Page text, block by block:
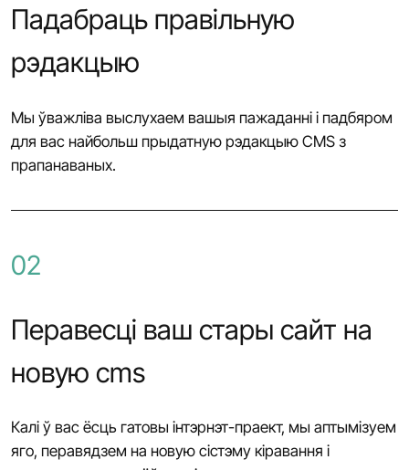
Падабраць правільную
рэдакцыю
Мы ўважліва выслухаем вашыя пажаданні і падбяром
для вас найбольш прыдатную рэдакцыю CMS з
прапанаваных.
02
Перавесці ваш стары сайт на
новую cms
Калі ў вас ёсць гатовы інтэрнэт-праект, мы аптымізуем
яго, перавядзем на новую сістэму кіравання і